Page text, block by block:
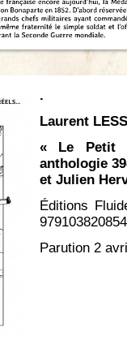
.
Laurent
« Le Petit
anthologie
et Julien
Éditions
Parution 2